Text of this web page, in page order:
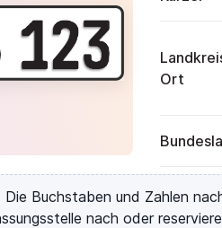
Ort
Buchstaben und Zahlen
nach oder